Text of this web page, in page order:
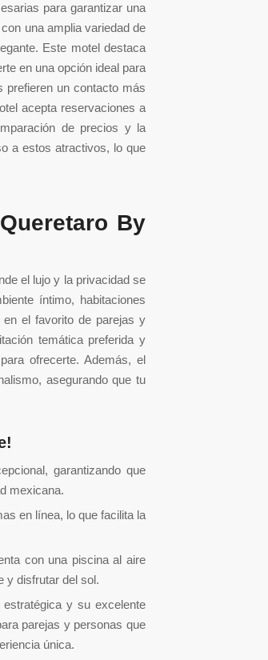
para garantizar una
una amplia variedad de
Este motel destaca
en una opción ideal para
prefieren un contacto más
acepta reservaciones a
de precios y la
a estos atractivos, lo que
By
el lujo y la privacidad se
íntimo, habitaciones
el favorito de parejas y
temática preferida y
ofrecerte. Además, el
asegurando que tu
garantizando que
mexicana.
en línea, lo que facilita la
con una piscina al aire
y disfrutar del sol.
y su excelente
parejas y personas que
única.